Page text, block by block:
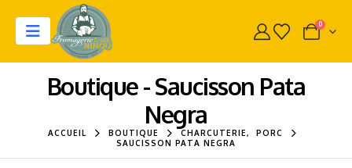
0
Boutique - Saucisson Pata
Negra
ACCUEIL BOUTIQUE CHARCUTERIE,
PORC
SAUCISSON PATA NEGRA